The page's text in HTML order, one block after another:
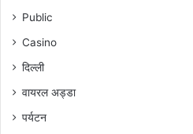
Public
Casino
दिल्ली
वायरल अड्डा
पर्यटन